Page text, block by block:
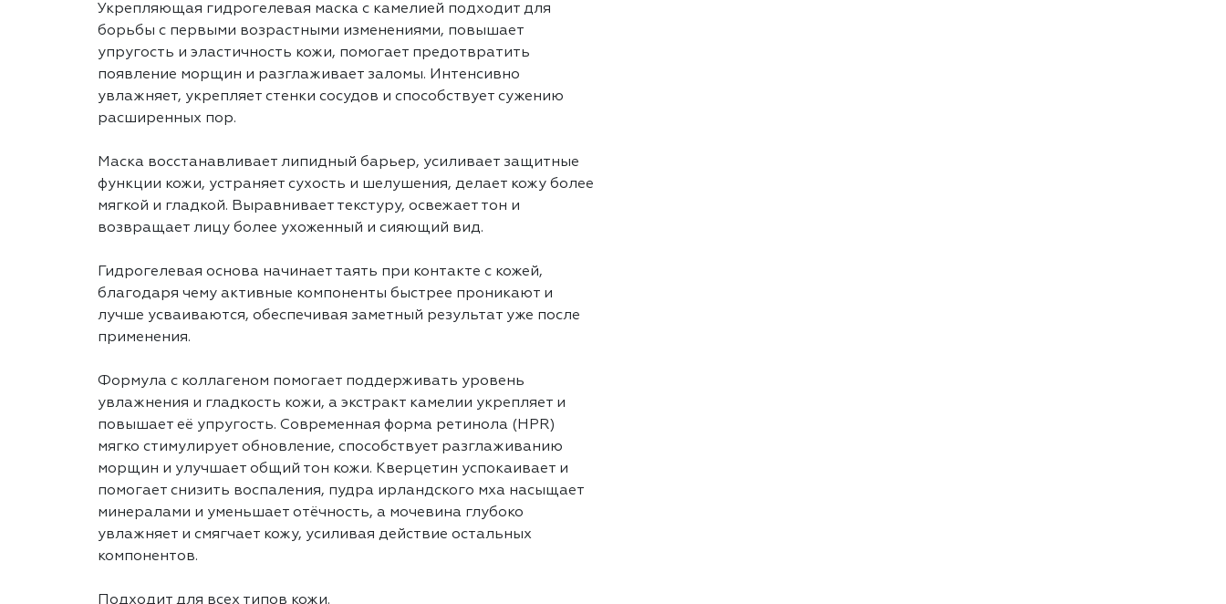
Укрепляющая гидрогелевая маска с камелией подходит для
борьбы с первыми возрастными изменениями, повышает
упругость и эластичность кожи, помогает предотвратить
появление морщин и разглаживает заломы. Интенсивно
увлажняет, укрепляет стенки сосудов и способствует сужению
расширенных пор.
Маска восстанавливает липидный барьер, усиливает защитные
функции кожи, устраняет сухость и шелушения, делает кожу более
мягкой и гладкой. Выравнивает текстуру, освежает тон и
возвращает лицу более ухоженный и сияющий вид.
Гидрогелевая основа начинает таять при контакте с кожей,
благодаря чему активные компоненты быстрее проникают и
лучше усваиваются, обеспечивая заметный результат уже после
применения.
Формула с коллагеном помогает поддерживать уровень
увлажнения и гладкость кожи, а экстракт камелии укрепляет и
повышает её упругость. Современная форма ретинола (HPR)
мягко стимулирует обновление, способствует разглаживанию
морщин и улучшает общий тон кожи. Кверцетин успокаивает и
помогает снизить воспаления, пудра ирландского мха насыщает
минералами и уменьшает отёчность, а мочевина глубоко
увлажняет и смягчает кожу, усиливая действие остальных
компонентов.
Подходит для всех типов кожи.